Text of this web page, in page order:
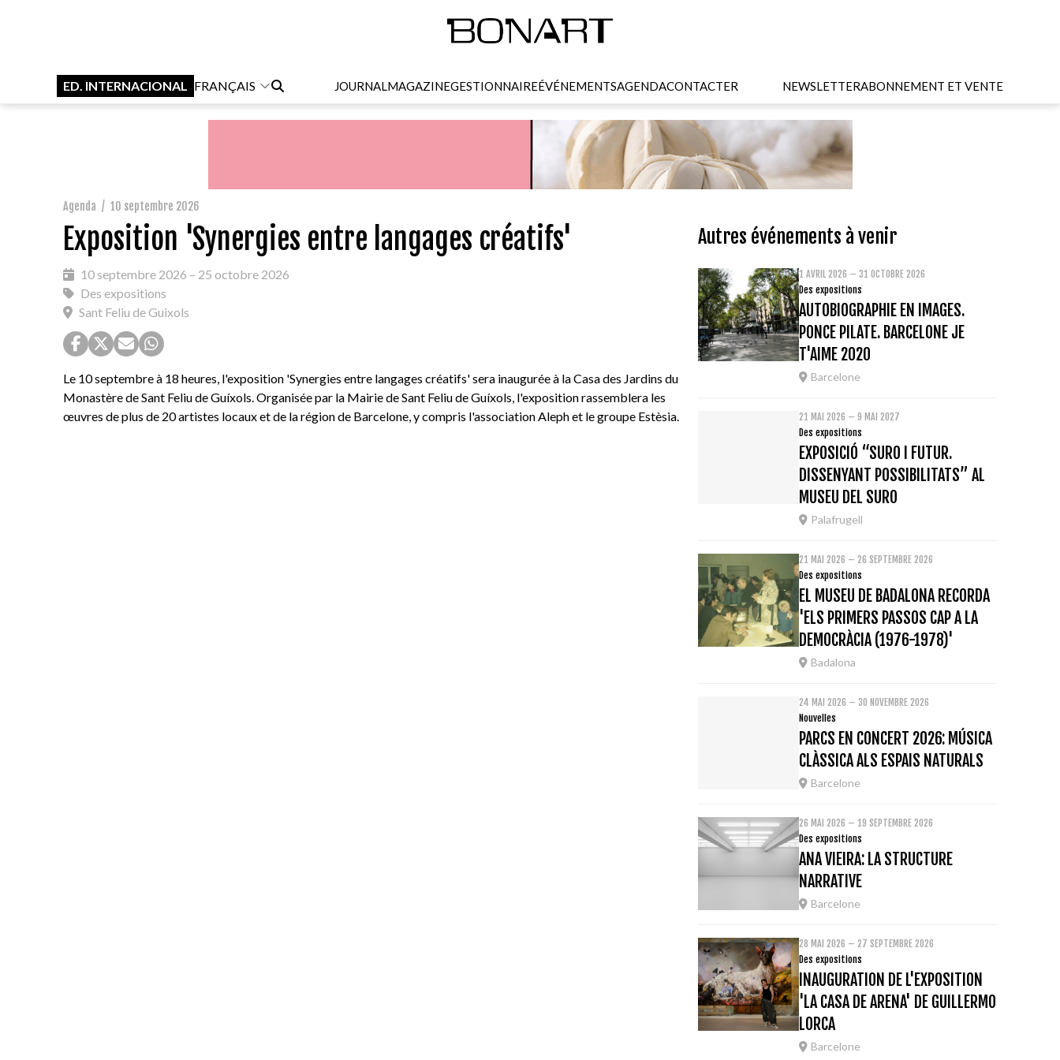
ED. INTERNACIONAL FRANÇAIS JOURNALMAGAZINEGESTIONNAIREÉVÉNEMENTSAGENDACONTACTER NEWSLETTERABONNEMENT ET VENTE
Agenda / 10 septembre 2026
Exposition 'Synergies entre langages créatifs'
10 septembre 2026 – 25 octobre 2026
Des expositions
Sant Feliu de Guixols
Le 10 septembre à 18 heures, l'exposition 'Synergies entre langages créatifs' sera inaugurée à la Casa des Jardins du
Monastère de Sant Feliu de Guíxols. Organisée par la Mairie de Sant Feliu de Guíxols, l'exposition rassemblera les
œuvres de plus de 20 artistes locaux et de la région de Barcelone, y compris l'association Aleph et le groupe Estèsia.
Autres événements à venir
1 AVRIL 2026 – 31 OCTOBRE 2026
Des expositions
AUTOBIOGRAPHIE EN IMAGES.
PONCE PILATE. BARCELONE JE
T'AIME 2020
Barcelone
21 MAI 2026 – 9 MAI 2027
Des expositions
EXPOSICIÓ “SURO I FUTUR.
DISSENYANT POSSIBILITATS” AL
MUSEU DEL SURO
Palafrugell
21 MAI 2026 – 26 SEPTEMBRE 2026
Des expositions
EL MUSEU DE BADALONA RECORDA
'ELS PRIMERS PASSOS CAP A LA
DEMOCRÀCIA (1976-1978)'
Badalona
24 MAI 2026 – 30 NOVEMBRE 2026
Nouvelles
PARCS EN CONCERT 2026: MÚSICA
CLÀSSICA ALS ESPAIS NATURALS
Barcelone
26 MAI 2026 – 19 SEPTEMBRE 2026
Des expositions
ANA VIEIRA: LA STRUCTURE
NARRATIVE
Barcelone
28 MAI 2026 – 27 SEPTEMBRE 2026
Des expositions
INAUGURATION DE L'EXPOSITION
'LA CASA DE ARENA' DE GUILLERMO
LORCA
Barcelone